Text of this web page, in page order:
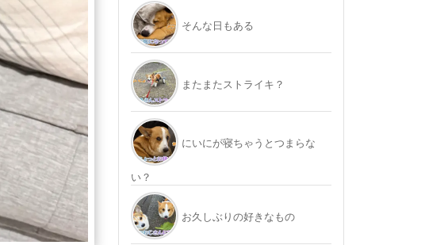
そんな日もある
またまたストライキ？
にいにが寝ちゃうとつまらな
い？
お久しぶりの好きなもの